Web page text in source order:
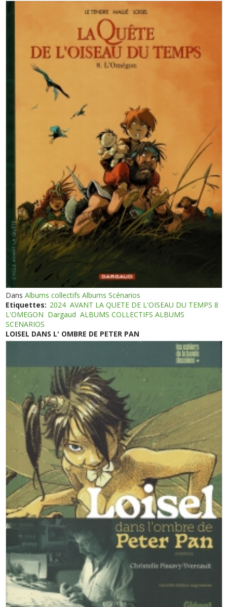
DansAlbums collectifs Albums Scénarios
Etiquettes: 2024 AVANT LA QUETE DE L'OISEAU DU TEMPS 8
L'OMEGON Dargaud ALBUMS COLLECTIFS ALBUMS
SCENARIOS
LOISEL DANS L' OMBRE DE PETER PAN